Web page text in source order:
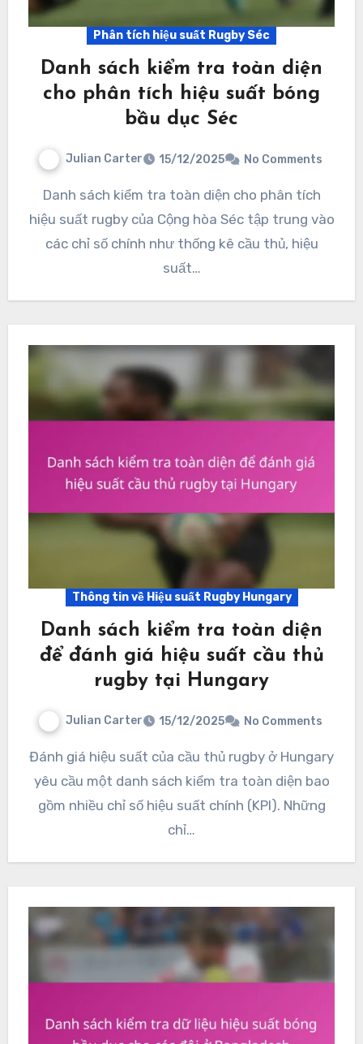
Phân tích hiệu suất Rugby Séc
Danh sách kiểm tra toàn diện
cho phân tích hiệu suất bóng
bầu dục Séc
Julian Carter 15/12/2025 No Comments
Danh sách kiểm tra toàn diện cho phân tích
hiệu suất rugby của Cộng hòa Séc tập trung vào
các chỉ số chính như thống kê cầu thủ, hiệu
suất…
Thông tin về Hiệu suất Rugby Hungary
Danh sách kiểm tra toàn diện
để đánh giá hiệu suất cầu thủ
rugby tại Hungary
Julian Carter 15/12/2025 No Comments
Đánh giá hiệu suất của cầu thủ rugby ở Hungary
yêu cầu một danh sách kiểm tra toàn diện bao
gồm nhiều chỉ số hiệu suất chính (KPI). Những
chỉ…